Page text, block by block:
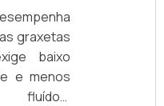
graxetas
baixo
e menos